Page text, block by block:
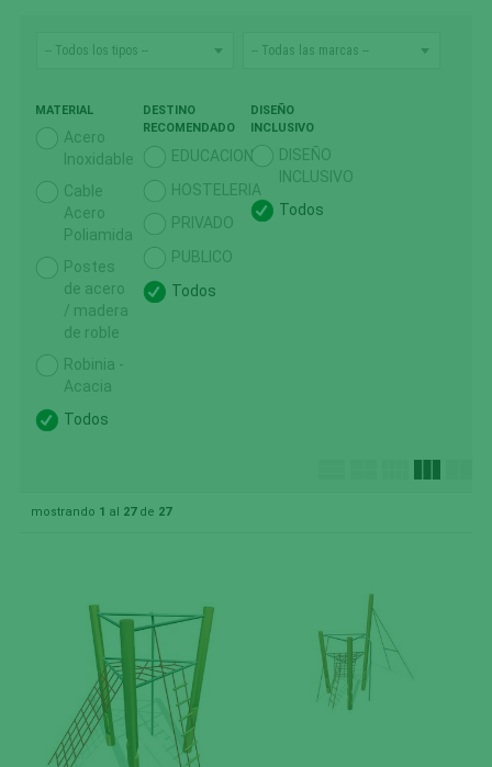
MATERIAL
Acero
Inoxidable
Cable
Acero
Poliamida
Postes
de acero
/ madera
de roble
Robinia -
Acacia
Todos
DESTINO
RECOMENDADO
EDUCACION
HOSTELERIA
PRIVADO
PUBLICO
Todos
DISEÑO
INCLUSIVO
DISEÑO
INCLUSIVO
Todos
mostrando 1 al 27de 27